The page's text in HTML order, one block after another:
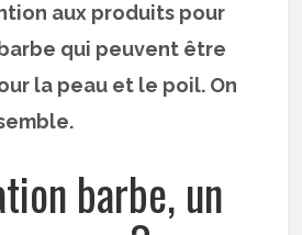
aux produits pour
qui peuvent être
la peau et le poil. On
barbe, un